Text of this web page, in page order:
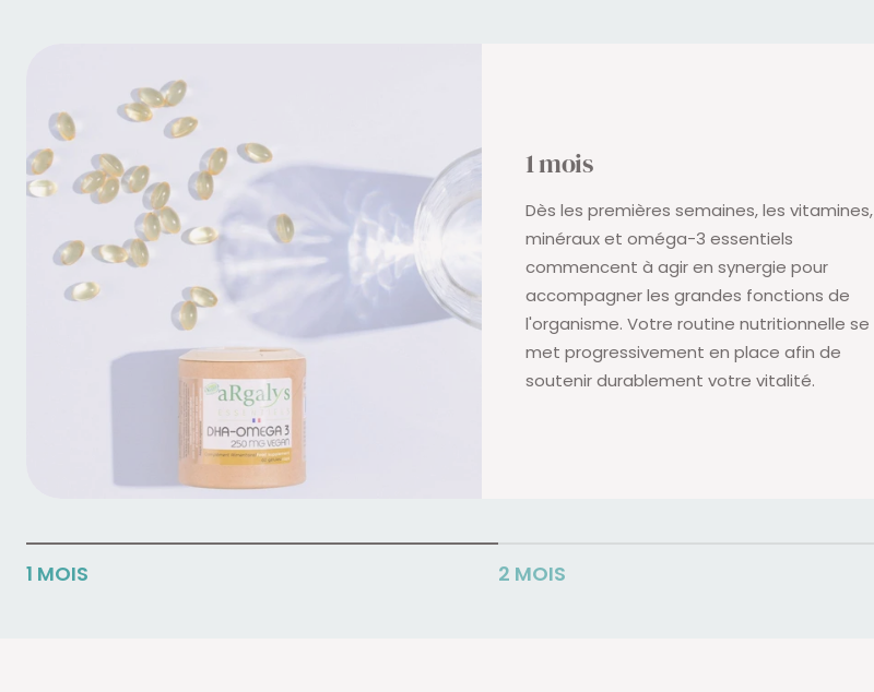
1 mois
Dès les premières semaines, les vitamines,
minéraux et oméga-3 essentiels
commencent à agir en synergie pour
accompagner les grandes fonctions de
l'organisme. Votre routine nutritionnelle se
met progressivement en place afin de
soutenir durablement votre vitalité.
1 MOIS 2 MOIS